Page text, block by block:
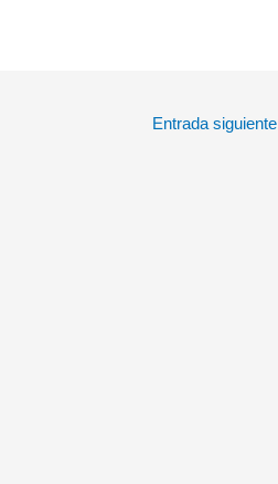
Entrada siguiente